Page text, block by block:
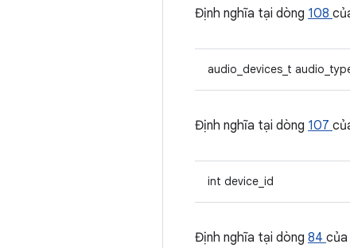
Định nghĩa tại dòng 108
audio_devices_t
Định nghĩa tại dòng 107
int device_id
Định nghĩa tại dòng 84